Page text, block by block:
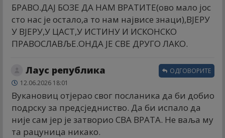
БРАВО.ДАЈ БОЗЕ ДА НАМ ВРАТИТЕ(ово мало јос
сто нас је остало,а то нам највисе знаци),ВЈЕРУ
У ВЈЕРУ,У ЦАСТ,У ИСТИНУ И ИСКОНСКО
ПРАВОСЛАВЉЕ.ОНДА ЈЕ СВЕ ДРУГО ЛАКО.
Лаус република
12.06.2026 18:01
Вукановиц отјерао свог посланика да би добио
подрску за предсједниство. Да би испало да
није сам јер је затворио СВА ВРАТА. Не ваља му
та рацуница никако.
ОДГОВОРИТЕ